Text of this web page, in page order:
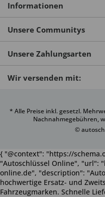
Informationen
Unsere Communitys
Unsere Zahlungsarten
Wir versenden mit:
* Alle Preise inkl. gesetzl.
Nachnahmegebühren,
©
{ "@context": "https://
"Autoschlüssel Online", "url":
online.de", "description":
hochwertige Ersatz- und
Fahrzeugmarken. Schnelle